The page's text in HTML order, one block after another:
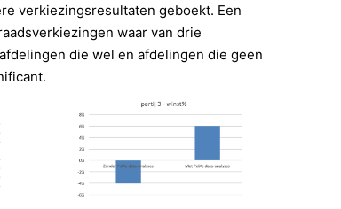
verkiezingsresultaten geboekt. Een
waar van drie
die wel en afdelingen die geen